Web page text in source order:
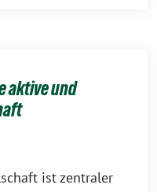
aktive und
ist zentraler